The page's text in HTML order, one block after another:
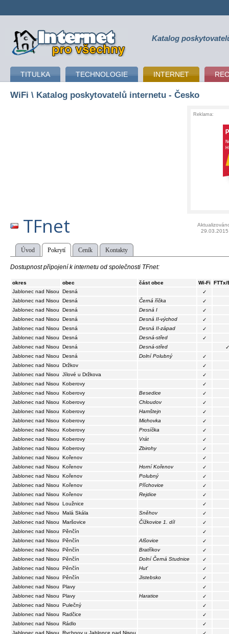
připojení k internetu Katalog
TITULKA TECHNOLOGIE INTERNET
WiFi \ Katalog poskytovatelů internetu - Česko
Reklama:
TFnet
29.03.2015
Úvod Pokrytí Ceník Kontakty
Dostupnost připojení k internetu od společnosti TFnet:
okres obec část obce Wi-Fi
FTTx/
Jablonec nad Nisou
Desná
✓
Jablonec nad Nisou
Desná Černá říčka
✓
Jablonec nad Nisou
Desná Desná I
✓
Jablonec nad Nisou
Desná Desná II-východ
✓
Jablonec nad Nisou
Desná Desná II-západ
✓
Jablonec nad Nisou
Desná Desná-střed
✓
Jablonec nad Nisou
Desná Desná-střed
✓
Jablonec nad Nisou
Desná Dolní Polubný
✓
Jablonec nad Nisou
Držkov
✓
Jablonec nad Nisou
Jílové u Držkova
✓
Jablonec nad Nisou
Koberovy
✓
Jablonec nad Nisou
Koberovy Besedice
✓
Jablonec nad Nisou
Koberovy Chloudov
✓
Jablonec nad Nisou
Koberovy Hamštejn
✓
Jablonec nad Nisou
Koberovy Michovka
✓
Jablonec nad Nisou
Koberovy Prosíčka
✓
Jablonec nad Nisou
Koberovy Vrát
✓
Jablonec nad Nisou
Koberovy Zbirohy
✓
Jablonec nad Nisou
Kořenov
✓
Jablonec nad Nisou
Kořenov Horní Kořenov
✓
Jablonec nad Nisou
Kořenov Polubný
✓
Jablonec nad Nisou
Kořenov Příchovice
✓
Jablonec nad Nisou
Kořenov Rejdice
✓
Jablonec nad Nisou
Loužnice
✓
Jablonec nad Nisou
Malá Skála Sněhov
✓
Jablonec nad Nisou
Maršovice Čížkovice 1. díl
✓
Jablonec nad Nisou
Pěnčín
✓
Jablonec nad Nisou
Pěnčín Alšovice
✓
Jablonec nad Nisou
Pěnčín Bratříkov
✓
Jablonec nad Nisou
Pěnčín Dolní Černá Studnice
✓
Jablonec nad Nisou
Pěnčín Huť
✓
Jablonec nad Nisou
Pěnčín Jistebsko
✓
Jablonec nad Nisou
Plavy
✓
Jablonec nad Nisou
Plavy Haratice
✓
Jablonec nad Nisou
Pulečný
✓
Jablonec nad Nisou
Radčice
✓
Jablonec nad Nisou
Rádlo
✓
Jablonec nad Nisou
Rychnov u Jablonce nad Nisou